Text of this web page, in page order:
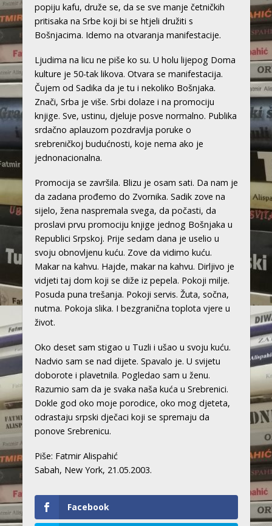
popiju kafu, druže se, da se sve manje četničkih
pritisaka na Srbe koji bi se htjeli družiti s
Bošnjacima. Idemo na otvaranja manifestacije.
Ljudima na licu ne piše ko su. U holu lijepog Doma
kulture je 50-tak likova. Otvara se manifestacija.
Čujem od Sadika da je tu i nekoliko Bošnjaka.
Znači, Srba je više. Srbi dolaze i na promociju
knjige. Sve, ustinu, djeluje posve normalno. Publika
srdačno aplauzom pozdravlja poruke o
srebreničkoj budućnosti, koje nema ako je
jednonacionalna.
Promocija se završila. Blizu je osam sati. Da nam je
da zadana prođemo do Zvornika. Sadik zove na
sijelo, žena naspremala svega, da počasti, da
proslavi prvu promociju knjige jednog Bošnjaka u
Republici Srpskoj. Prije sedam dana je uselio u
svoju obnovljenu kuću. Zove da vidimo kuću.
Makar na kahvu. Hajde, makar na kahvu. Dirljivo je
vidjeti taj dom koji se diže iz pepela. Pokoji milje.
Posuda puna trešanja. Pokoji servis. Žuta, sočna,
nutma. Pokoja slika. I bezgranična toplota vjere u
život.
Oko deset sam stigao u Tuzli i ušao u svoju kuću.
Nadvio sam se nad dijete. Spavalo je. U svijetu
doborote i plavetnila. Pogledao sam u ženu.
Razumio sam da je svaka naša kuća u Srebrenici.
Dokle god oko moje porodice, oko mog djeteta,
odrastaju srpski dječaci koji se spremaju da
ponove Srebrenicu.
Piše: Fatmir Alispahić
Sabah, New York, 21.05.2003.
Facebook